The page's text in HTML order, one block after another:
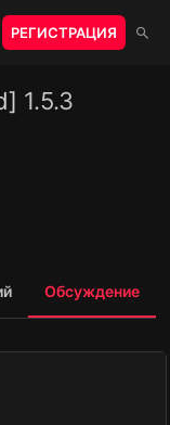
РЕГИСТРАЦИЯ
1.5.3
Обсуждение